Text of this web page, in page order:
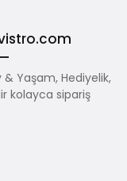
Yaşam, Hediyelik,
kolayca sipariş